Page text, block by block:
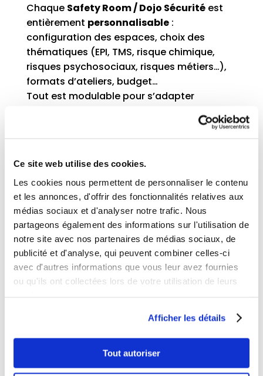
Ce site web utilise des cookies.
Les cookies nous permettent de personnaliser le contenu
et les annonces, d'offrir des fonctionnalités relatives aux
médias sociaux et d'analyser notre trafic. Nous
partageons également des informations sur l'utilisation de
notre site avec nos partenaires de médias sociaux, de
publicité et d'analyse, qui peuvent combiner celles-ci
avec d'autres informations que vous leur avez fournies
ou qu'ils ont collectées lors de votre utilisation de leurs
Afficher les détails
Tout autoriser
Chaque Safety Room / Dojo Sécuritéest
entièrement personnalisable:
configuration des espaces, choix des
thématiques (EPI, TMS, risque chimique,
risques psychosociaux, risques métiers…),
formats d’ateliers, budget…
Tout est modulable pour s’adapter
et aux réalités de vos équipes.
conception de dispositifs concrets,
participatifs et facilement animables, pour
faire de votre Dojo Sécurité un
véritableoutil de passage à l’action.
Retrouvez notrepage dédiée.
JE PRENDS RDV